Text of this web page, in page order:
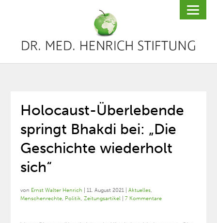
Holocaust-Überlebende
springt Bhakdi bei: „Die
Geschichte wiederholt
sich“
von Ernst Walter Henrich |11. August 2021 |Aktuelles,
Menschenrechte, Politik,Zeitungsartikel |7 Kommentare